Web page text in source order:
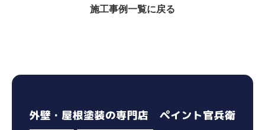
施工事例一覧に戻る